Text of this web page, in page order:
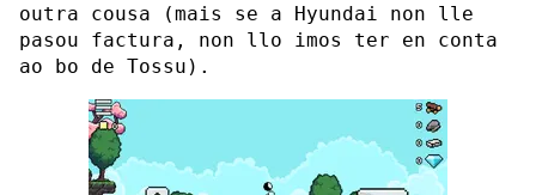
outra cousa (mais se a Hyundai non lle
pasou factura, non llo imos ter en conta
ao bo de Tossu).